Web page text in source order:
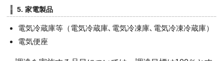
5. 家電製品
電気冷蔵庫等（電気冷蔵庫､電気冷凍庫､電気冷凍冷蔵庫）
電気便座